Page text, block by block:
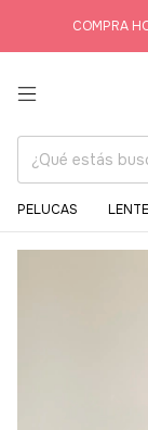
COMPRA
PELUCAS